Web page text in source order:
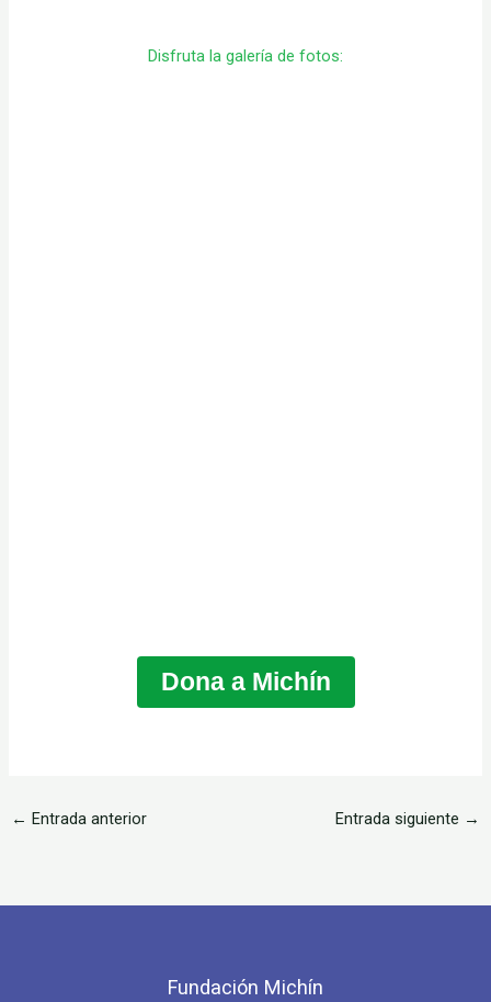
Disfruta la galería de fotos:
Dona a Michín
← Entrada anterior Entrada siguiente →
Fundación Michín